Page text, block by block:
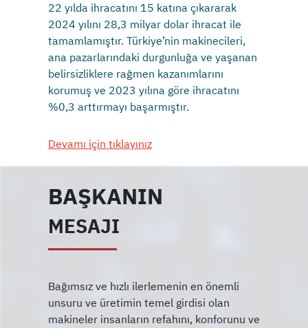
22 yılda ihracatını 15 katına çıkararak
2024 yılını 28,3 milyar dolar ihracat ile
tamamlamıştır. Türkiye’nin makinecileri,
ana pazarlarındaki durgunluğa ve yaşanan
belirsizliklere rağmen kazanımlarını
korumuş ve 2023 yılına göre ihracatını
%0,3 arttırmayı başarmıştır.
Devamı için tıklayınız
BAŞKANIN
MESAJI
Bağımsız ve hızlı ilerlemenin en önemli
unsuru ve üretimin temel girdisi olan
makineler insanların refahını, konforunu ve